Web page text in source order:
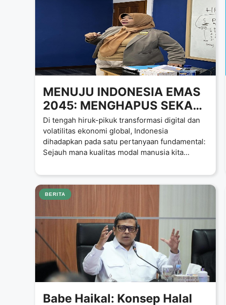
MENUJU INDONESIA EMAS
2045: MENGHAPUS SEKAT
ANTARA KORPORASI,
AKADEMISI, DAN
KOMPETENSI
Di tengah hiruk-pikuk transformasi digital dan
volatilitas ekonomi global, Indonesia
dihadapkan pada satu pertanyaan fundamental:
Sejauh mana kualitas modal manusia kita
BERITA
Babe Haikal: Konsep Halal